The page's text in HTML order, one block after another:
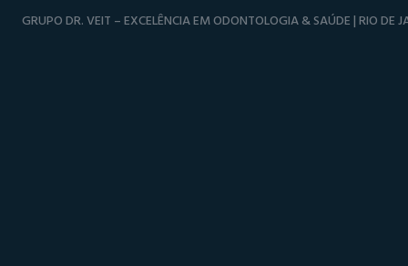
GRUPO DR. VEIT – EXCELÊNCIA EM ODONTOLOGIA & SAÚDE | RIO DE